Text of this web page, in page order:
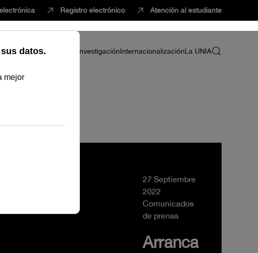
Registro electrónico Atención al estudiante
Profesorado InvestigaciónInternacionalizaciónLa UNIA
27 Septiembre
2022
Comunicados
de prensa
Arranca